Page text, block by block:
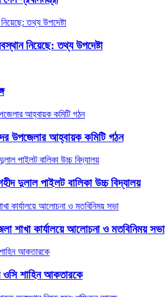
নিয়েছে: তথ্য উপদেষ্টা
উপজেলার আহ্বায়ক কমিটি গঠন
দুলাল পাইলট বালিকা উচ্চ বিদ্যালয়
শাখা কার্যালয়ে আলোচনা ও মতবিনিময় সভা
ওসি শাহিন আকতারকে